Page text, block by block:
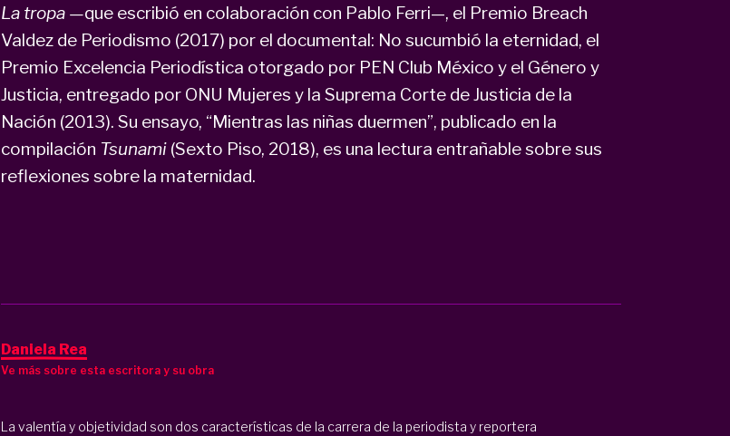
La tropa —que escribió en colaboración con Pablo Ferri—, el Premio Breach
Valdez de Periodismo (2017) por el documental: No sucumbió la eternidad, el
Premio Excelencia Periodística otorgado por PEN Club México y el Género y
Justicia, entregado por ONU Mujeres y la Suprema Corte de Justicia de la
Nación (2013). Su ensayo, “Mientras las niñas duermen”, publicado en la
compilación Tsunami(Sexto Piso, 2018), es una lectura entrañable sobre sus
reflexiones sobre la maternidad.
Daniela Rea
Ve más sobre esta escritora y su obra
La valentía y objetividad son dos características de la carrera de la periodista y reportera